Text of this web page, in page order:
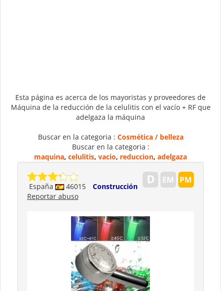
Esta página es acerca de los mayoristas y proveedores de
Máquina de la reducción de la celulitis con el vacío + RF que
adelgaza la máquina
Buscar en la categoria : Cosmética / belleza
Buscar en la categoria :
maquina, celulitis, vacio, reduccion, adelgaza
España 46015
Construcción
Reportar abuso